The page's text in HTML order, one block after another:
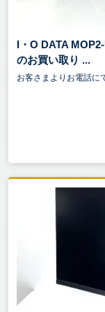
I・O DATA
のお買い取り ...
お客さまよりお電話に